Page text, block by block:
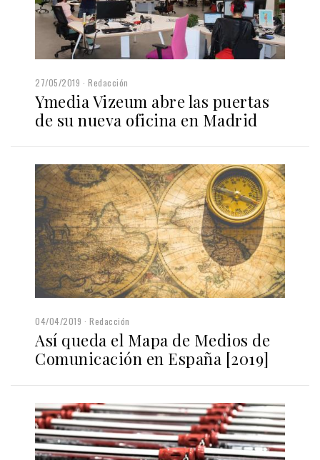
27/05/2019 Redacción
Ymedia Vizeum abre las puertas
de su nueva oficina en Madrid
04/04/2019 Redacción
Así queda el Mapa de Medios de
Comunicación en España [2019]